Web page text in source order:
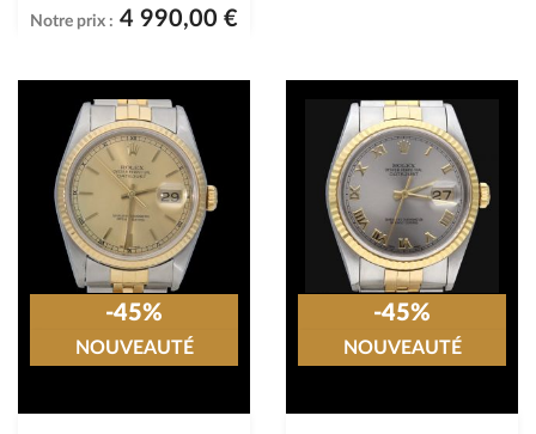
Notre prix : 4 990,00 €
-45%
NOUVEAUTÉ
-45%
NOUVEAUTÉ